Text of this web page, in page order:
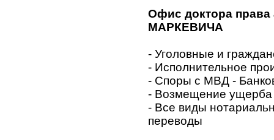
Офис доктора
МАРКЕВИЧА
- Уголовные и
- Исполнительное
- Споры с МВД -
- Возмещение ущерба
- Все виды
переводы